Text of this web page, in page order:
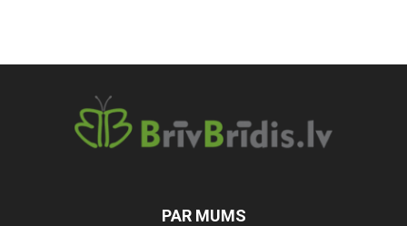
PAR MUMS